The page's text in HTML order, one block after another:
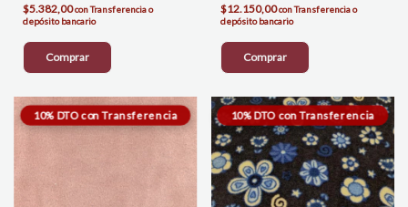
$5.382,00conTransferencia o
depósito bancario
Comprar
$12.150,00conTransferencia o
depósito bancario
Comprar